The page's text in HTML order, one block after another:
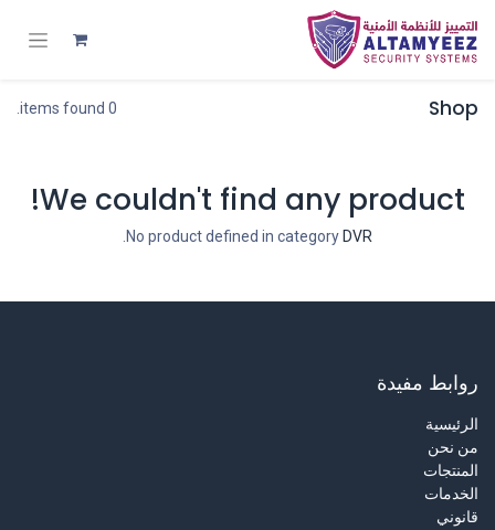
Shop
0 items found.
We couldn't find any product!
No product defined in category DVR
روابط مفيدة
الرئيسية
من نحن
المنتجات
الخدمات
قانوني